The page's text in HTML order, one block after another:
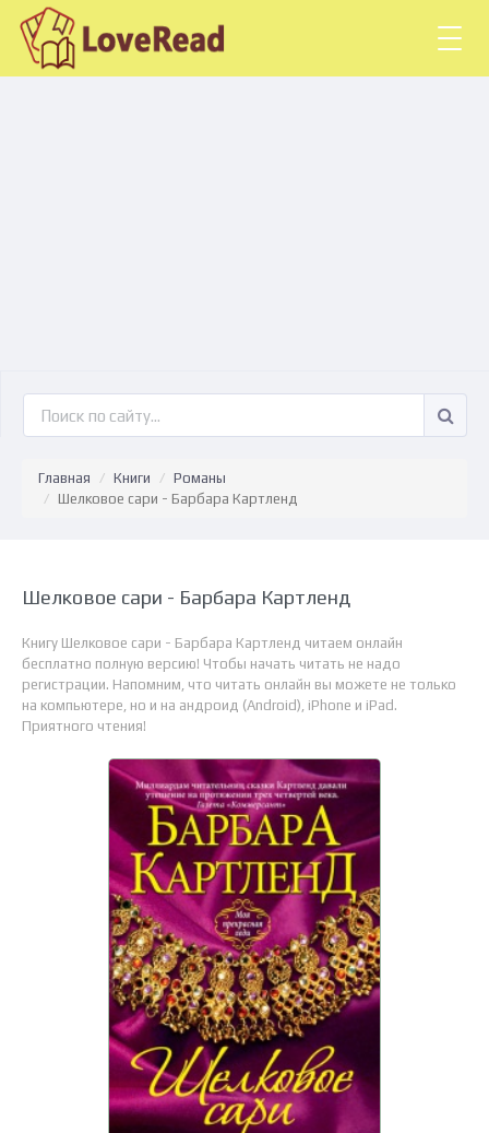
Главная Книги
Романы
Шелковое сари - Барбара Картленд
Шелковое сари - Барбара Картленд
Книгу Шелковое сари - Барбара Картленд читаем онлайн
бесплатно полную версию! Чтобы начать читать не надо
регистрации. Напомним, что читать онлайн вы можете не только
на компьютере, но и на андроид (Android), iPhone и iPad.
Приятного чтения!